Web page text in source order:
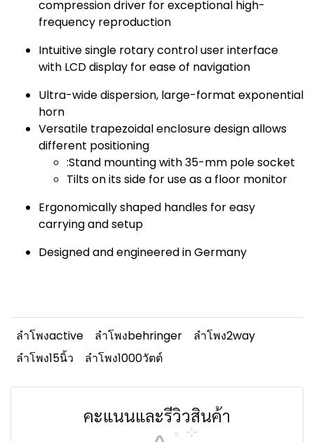
compression driver for exceptional high-
frequency reproduction
Intuitive single rotary control user interface
with LCD display for ease of navigation
Ultra-wide dispersion, large-format exponential
horn
Versatile trapezoidal enclosure design allows
different positioning
:Stand mounting with 35-mm pole socket
Tilts on its side for use as a floor monitor
Ergonomically shaped handles for easy
carrying and setup
Designed and engineered in Germany
ลำโพงactive ลำโพงbehringer
ลำโพง2way
ลำโพง15นิ้ว
ลำโพง1000วัตต์
คะแนนและรีวิวสินค้า